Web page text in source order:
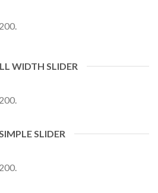
WIDTH SLIDER
SLIDER